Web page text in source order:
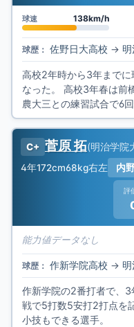
球速 138km/h
球歴： 佐野日大高校 →
高校2年時から3年まで
なった。 高校3年春は前
農大三との練習試合で6
C+ 菅原 拓(明治学院
4年172cm68kg右左 内
評
能力値データなし
球歴： 作新学院高校 →
作新学院の2番打者で、
戦で5打数5安打2打点を
小技もできる選手。